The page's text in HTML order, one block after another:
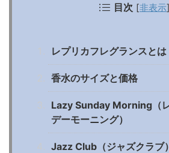
目次 [非表示]
レプリカフレグランスとは
香水のサイズと価格
Lazy Sunday Morning（
デーモーニング）
Jazz Club（ジャズクラブ）